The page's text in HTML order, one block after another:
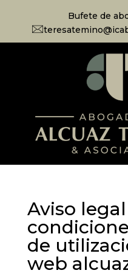
Bufete de
Aviso
de
web